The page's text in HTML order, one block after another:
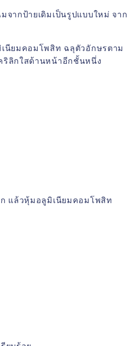
จากป้ายเดิมเป็นรูปแบบใหม่ จาก
เนียมคอมโพสิท ฉลุตัวอักษรตาม
ริลิกใสด้านหน้าอีกชั้นหนึ่ง
ก แล้วหุ้มอลูมิเนียมคอมโพสิท